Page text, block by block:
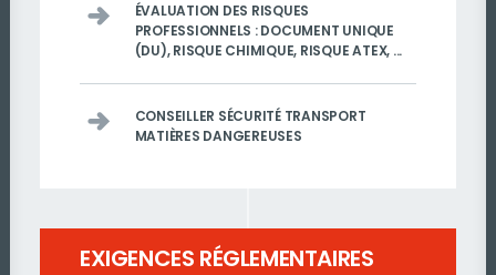
ÉVALUATION DES RISQUES
PROFESSIONNELS : DOCUMENT UNIQUE
(DU), RISQUE CHIMIQUE, RISQUE ATEX, ...
CONSEILLER SÉCURITÉ TRANSPORT
MATIÈRES DANGEREUSES
EXIGENCES RÉGLEMENTAIRES